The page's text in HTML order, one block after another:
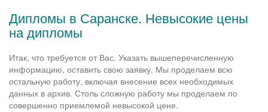
Дипломы в Саранске. Невысокие цены
на дипломы
Итак, что требуется от Вас. Указать вышеперечисленную
информацию, оставить свою заявку. Мы проделаем всю
остальную работу, включая внесение всех необходимых
данных в архив. Столь сложную работу мы проделаем по
совершенно приемлемой невысокой цене.